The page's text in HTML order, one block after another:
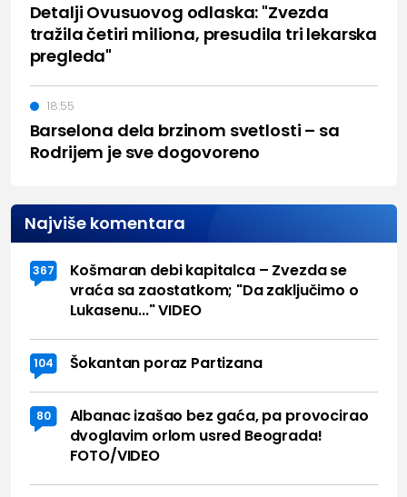
Detalji Ovusuovog odlaska: "Zvezda
tražila četiri miliona, presudila tri lekarska
pregleda"
Barselona dela brzinom svetlosti – sa
Rodrijem je sve dogovoreno
18:55
Najviše komentara
367
Košmaran debi kapitalca – Zvezda se
vraća sa zaostatkom; "Da zaključimo o
Lukasenu..." VIDEO
104 Šokantan poraz Partizana
80
Albanac izašao bez gaća, pa provocirao
dvoglavim orlom usred Beograda!
FOTO/VIDEO